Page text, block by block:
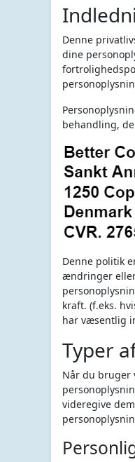
Denne
dine
behandling,
Denne politik
ændringer
kraft. (f.eks.
har væsentlig
Typer
Når du bruger
videregive